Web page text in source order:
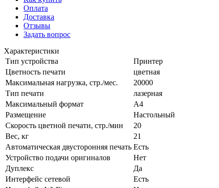
Оплата
Доставка
Отзывы
Задать вопрос
Характеристики
Тип устройства
Принтер
Цветность печати
цветная
Максимальная нагрузка, стр./мес.
20000
Тип печати
лазерная
Максимальный формат
А4
Размещение
Настольный
Скорость цветной печати, стр./мин
20
Вес, кг
21
Автоматическая двусторонняя печать Есть
Устройство подачи оригиналов
Нет
Дуплекс
Да
Интерфейс сетевой
Есть